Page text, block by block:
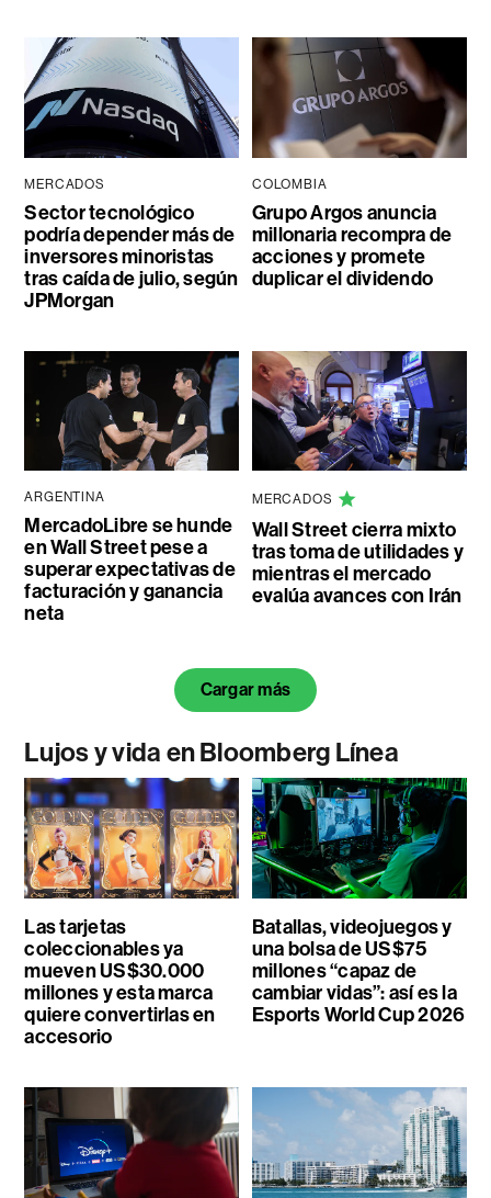
MERCADOS
Sector tecnológico
podría depender más de
inversores minoristas
tras caída de julio, según
JPMorgan
COLOMBIA
Grupo Argos anuncia
millonaria recompra de
acciones y promete
duplicar el dividendo
ARGENTINA
MercadoLibre se hunde
en Wall Street pese a
superar expectativas de
facturación y ganancia
neta
MERCADOS
Wall Street cierra mixto
tras toma de utilidades y
mientras el mercado
evalúa avances con Irán
Cargar más
Lujos y vida en Bloomberg Línea
Las tarjetas
coleccionables ya
mueven US$30.000
millones y esta marca
quiere convertirlas en
accesorio
Batallas, videojuegos y
una bolsa de US$75
millones “capaz de
cambiar vidas”: así es la
Esports World Cup 2026